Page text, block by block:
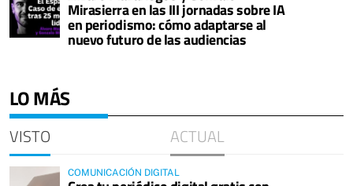
Mirasierra en las III jornadas sobre IA
en periodismo: cómo adaptarse al
nuevo futuro de las audiencias
LO MÁS
VISTO ACTUAL
COMUNICACIÓN DIGITAL